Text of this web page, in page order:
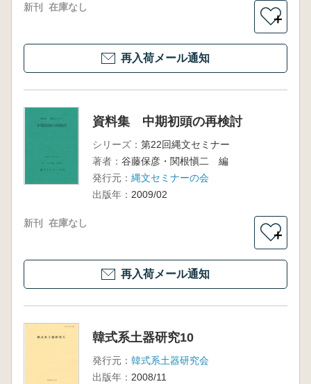
新刊 在庫なし
＋
再入荷メール通知
資料集 中期初頭の再検討
シリーズ： 第22回縄文セミナー
著者： 谷藤保彦・関根愼二 編
発行元： 縄文セミナーの会
出版年： 2009/02
新刊 在庫なし
＋
再入荷メール通知
韓式系土器研究10
発行元： 韓式系土器研究会
出版年： 2008/11